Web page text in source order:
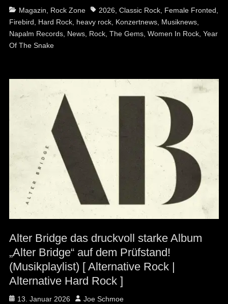
Categories
Magazin, Rock Zone Tags2026, Classic Rock, Female Fronted,
Firebird, Hard Rock, heavy rock, Konzertnews, Musiknews,
Napalm Records, News, Rock, The Gems, Women In Rock, Year
Of The Snake
Alter Bridge das druckvoll starke Album
„Alter Bridge“ auf dem Prüfstand!
(Musikplaylist) [ Alternative Rock |
Alternative Hard Rock ]
Posted
13. Januar 2026 Author
Joe Schmoe